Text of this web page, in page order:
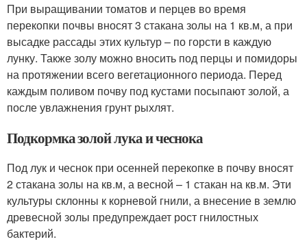
При выращивании томатов и перцев во время
перекопки почвы вносят 3 стакана золы на 1 кв.м, а при
высадке рассады этих культур – по горсти в каждую
лунку. Также золу можно вносить под перцы и помидоры
на протяжении всего вегетационного периода. Перед
каждым поливом почву под кустами посыпают золой, а
после увлажнения грунт рыхлят.
Подкормка золой лука и чеснока
Под лук и чеснок при осенней перекопке в почву вносят
2 стакана золы на кв.м, а весной – 1 стакан на кв.м. Эти
культуры склонны к корневой гнили, а внесение в землю
древесной золы предупреждает рост гнилостных
бактерий.